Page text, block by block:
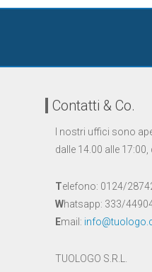
Contatti & Co.
I nostri uffici sono
dalle 14.00 alle
Telefono: 0124/
Whatsapp: 333/
Email:
TUOLOGO S.R.L.